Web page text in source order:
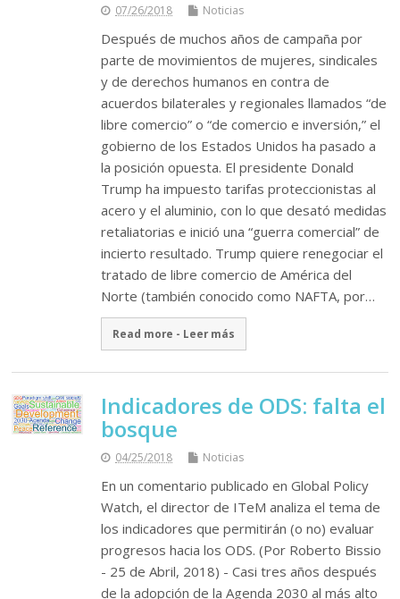
07/26/2018 Noticias
Después de muchos años de campaña por
parte de movimientos de mujeres, sindicales
y de derechos humanos en contra de
acuerdos bilaterales y regionales llamados “de
libre comercio” o “de comercio e inversión,” el
gobierno de los Estados Unidos ha pasado a
la posición opuesta. El presidente Donald
Trump ha impuesto tarifas proteccionistas al
acero y el aluminio, con lo que desató medidas
retaliatorias e inició una “guerra comercial” de
incierto resultado. Trump quiere renegociar el
tratado de libre comercio de América del
Norte (también conocido como NAFTA, por…
Read more - Leer más
Indicadores de ODS: falta el
bosque
04/25/2018 Noticias
En un comentario publicado en Global Policy
Watch, el director de ITeM analiza el tema de
los indicadores que permitirán (o no) evaluar
progresos hacia los ODS. (Por Roberto Bissio
- 25 de Abril, 2018) - Casi tres años después
de la adopción de la Agenda 2030 al más alto